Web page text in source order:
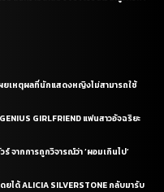
ผยเหตุผลที่นักแสดงหญิงไม่สามารถใช้
GIRLFRIEND แฟนสาวอัจฉริยะ
จากการถูกวิจารณ์ว่า ‘ผอมเกินไป’
ยได้ ALICIA SILVERSTONE กลับมารับ